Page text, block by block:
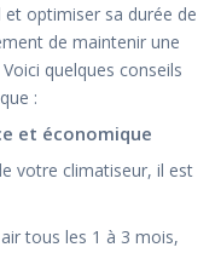
optimiser sa durée de
de maintenir une
quelques conseils
:
et économique
votre climatiseur, il est
tous les 1 à 3 mois,